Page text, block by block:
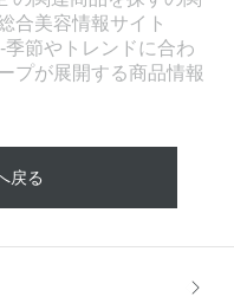
合美容情報サイト
節やトレンドに合わ
プが展開する商品情報
戻る